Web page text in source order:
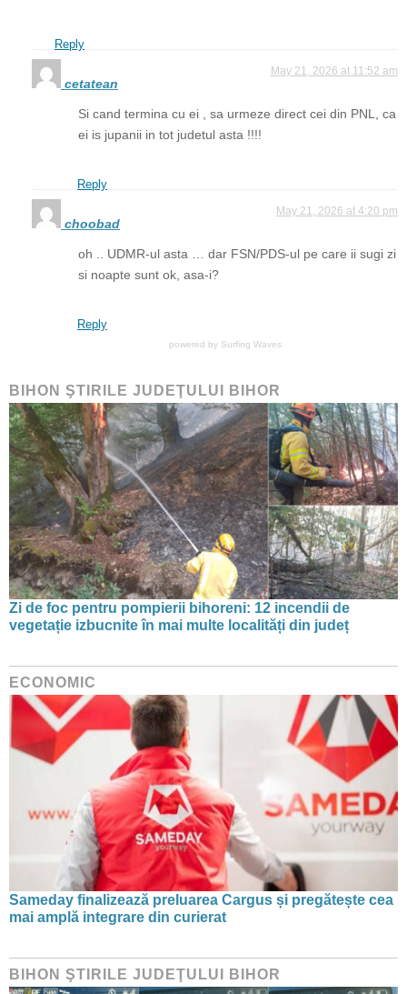
Reply
cetatean
May 21, 2026 at 11:52 am
Si cand termina cu ei , sa urmeze direct cei din PNL, ca
ei is jupanii in tot judetul asta !!!!
Reply
choobad
May 21, 2026 at 4:20 pm
oh .. UDMR-ul asta … dar FSN/PDS-ul pe care ii sugi zi
si noapte sunt ok, asa-i?
Reply
powered by Surfing Waves
BIHON ŞTIRILE JUDEŢULUI BIHOR
Zi de foc pentru pompierii bihoreni: 12 incendii de
vegetație izbucnite în mai multe localități din județ
ECONOMIC
Sameday finalizează preluarea Cargus și pregătește cea
mai amplă integrare din curierat
BIHON ŞTIRILE JUDEŢULUI BIHOR